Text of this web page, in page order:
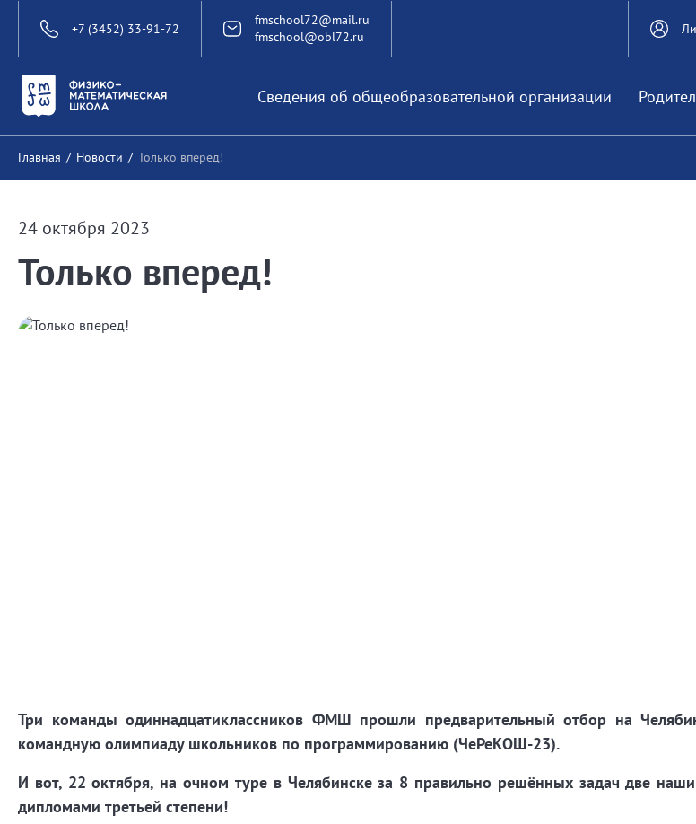
+7 (3452) 33-91-72
fmschool72@mail.ru
fmschool@obl72.ru
Сведения об общеобразовательной организации
Главная / Новости / Только вперед!
24 октября 2023
Только вперед!
Три команды одиннадцатиклассников ФМШ прошли предварительный отбор на
командную олимпиаду школьников по программированию (ЧеРеКОШ-23).
И вот, 22 октября, на очном туре в Челябинске за 8 правильно решённых задач две
дипломами третьей степени!